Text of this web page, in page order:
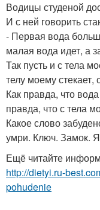
Водицы студеной
И с ней говорить
- Первая вода
малая вода идет, а
Так пусть и с тела
телу моему
Как правда, что
правда, что с тела
Какое слово
умри. Ключ. Замок.
Ещё читайте
http://dietyi.ru-
pohudenie